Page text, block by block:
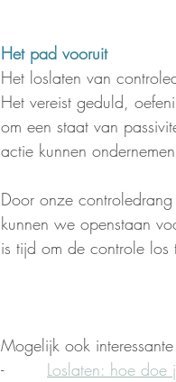
Het pad vooruit
Het loslaten van
Het vereist geduld,
om een staat van
actie kunnen
Door onze
kunnen we openstaan
is tijd om de controle los
Mogelijk ook
- Loslaten: hoe doe